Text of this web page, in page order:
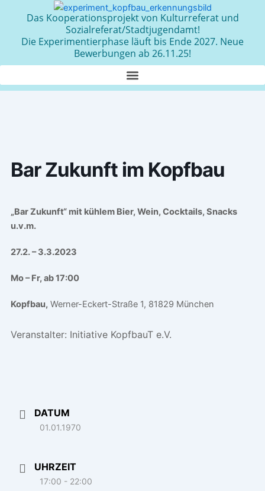
Das Kooperationsprojekt von Kulturreferat und
Sozialreferat/Stadtjugendamt!
Die Experimentierphase läuft bis Ende 2027. Neue
Bewerbungen ab 26.11.25!
Bar Zukunft im Kopfbau
„Bar Zukunft“ mit kühlem Bier, Wein, Cocktails, Snacks
u.v.m.
27.2. – 3.3.2023
Mo – Fr, ab 17:00
Kopfbau, Werner-Eckert-Straße 1, 81829 München
Veranstalter: Initiative KopfbauT e.V.
DATUM
01.01.1970
UHRZEIT
17:00 - 22:00